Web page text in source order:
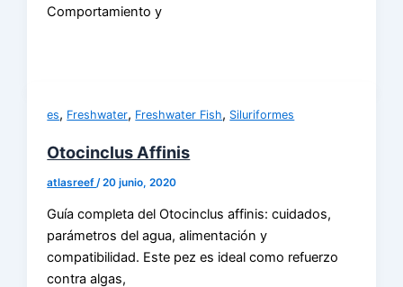
Comportamiento y
es, Freshwater, Freshwater Fish, Siluriformes
Otocinclus Affinis
atlasreef/20 junio, 2020
Guía completa del Otocinclus affinis: cuidados,
parámetros del agua, alimentación y
compatibilidad. Este pez es ideal como refuerzo
contra algas,